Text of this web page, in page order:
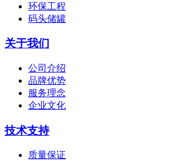
环保工程
码头储罐
关于我们
公司介绍
品牌优势
服务理念
企业文化
技术支持
质量保证